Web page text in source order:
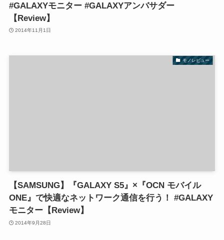
#GALAXYモニター #GALAXYアンバサダー
【Review】
2014年11月1日
モノレビュー
【SAMSUNG】『GALAXY S5』×『OCN モバイル
ONE』で快適なネットワーク通信を行う！ #GALAXY
モニター【Review】
2014年9月28日